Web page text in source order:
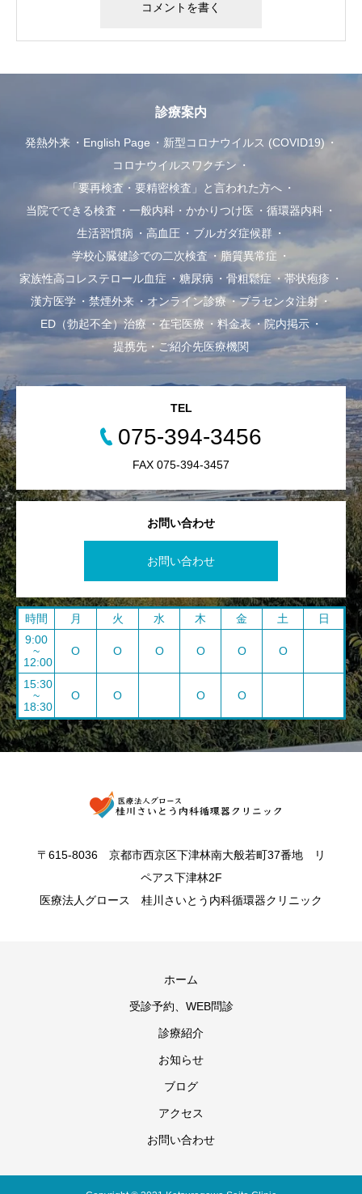
診療案内
発熱外来 English Page
新型コロナウイルス (COVID19)
コロナウイルスワクチン
「要再検査・要精密検査」と言われた方へ
当院でできる検査
一般内科・かかりつけ医
循環器内科
生活習慣病
高血圧
ブルガダ症候群
学校心臓健診での二次検査
脂質異常症
家族性高コレステロール血症
糖尿病 骨粗鬆症
帯状疱疹
漢方医学
禁煙外来 オンライン診療
プラセンタ注射
ED（勃起不全）治療
在宅医療 料金表
院内掲示
提携先・ご紹介先医療機関
お問い合わせ
お問い合わせ
TEL
075-394-3456
FAX 075-394-3457
時間 月 火 水 木 金 土
日
9:00
~
12:00
O O O O O O
15:30
~
18:30
O O O O
〒615-8036 京都市西京区下津林南大般若町37番地 リ
ペアス下津林2F
医療法人グロース 桂川さいとう内科循環器クリニック
ホーム
受診予約、WEB問診
診療紹介
お知らせ
ブログ
アクセス
お問い合わせ